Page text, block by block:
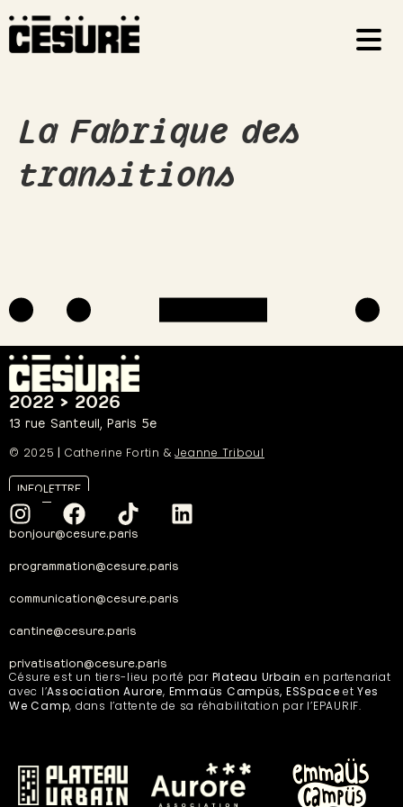
La Fabrique des
transitions
2022 > 2026
13 rue Santeuil, Paris 5e
© 2025 | Catherine Fortin &Jeanne Triboul
INFOLETTRE
bonjour@cesure.paris
programmation@cesure.paris
communication@cesure.paris
cantine@cesure.paris
privatisation@cesure.paris
Césure est un tiers-lieu porté par Plateau Urbain en partenariat
avec l’Association Aurore, Emmaüs Campüs, ESSpaceetYes
We Camp, dans l’attente de sa réhabilitation par l’EPAURIF.